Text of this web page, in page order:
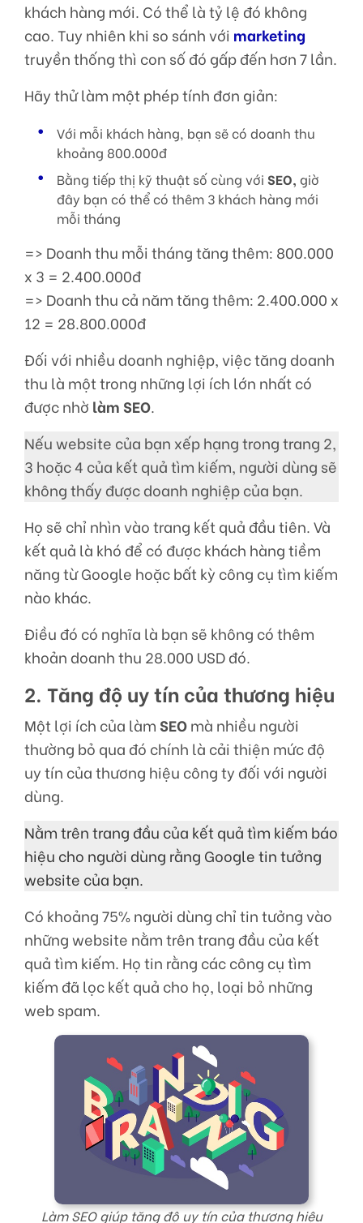
khách hàng mới. Có thể là tỷ lệ đó không
cao. Tuy nhiên khi so sánh với marketing
truyền thống thì con số đó gấp đến hơn 7 lần.
Hãy thử làm một phép tính đơn giản:
Với mỗi khách hàng, bạn sẽ có doanh thu
khoảng 800.000đ
Bằng tiếp thị kỹ thuật số cùng với SEO, giờ
đây bạn có thể có thêm 3 khách hàng mới
mỗi tháng
=> Doanh thu mỗi tháng tăng thêm: 800.000
x 3 = 2.400.000đ
=> Doanh thu cả năm tăng thêm: 2.400.000 x
12 = 28.800.000đ
Đối với nhiều doanh nghiệp, việc tăng doanh
thu là một trong những lợi ích lớn nhất có
được nhờ làm SEO.
Nếu website của bạn xếp hạng trong trang 2,
3 hoặc 4 của kết quả tìm kiếm, người dùng sẽ
không thấy được doanh nghiệp của bạn.
Họ sẽ chỉ nhìn vào trang kết quả đầu tiên. Và
kết quả là khó để có được khách hàng tiềm
năng từ Google hoặc bất kỳ công cụ tìm kiếm
nào khác.
Điều đó có nghĩa là bạn sẽ không có thêm
khoản doanh thu 28.000 USD đó.
2. Tăng độ uy tín của thương hiệu
Một lợi ích của làmSEOmà nhiều người
thường bỏ qua đó chính là cải thiện mức độ
uy tín của thương hiệu công ty đối với người
dùng.
Nằm trên trang đầu của kết quả tìm kiếm báo
hiệu cho người dùng rằng Google tin tưởng
website của bạn.
Có khoảng 75% người dùng chỉ tin tưởng vào
những website nằm trên trang đầu của kết
quả tìm kiếm. Họ tin rằng các công cụ tìm
kiếm đã lọc kết quả cho họ, loại bỏ những
web spam.
Làm SEO giúp tăng độ uy tín của thương hiệu